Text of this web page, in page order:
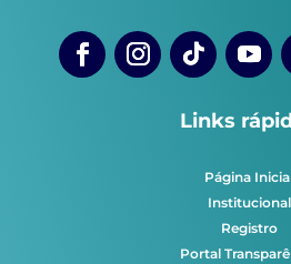
Links
Página
Institucional
Registro
Portal